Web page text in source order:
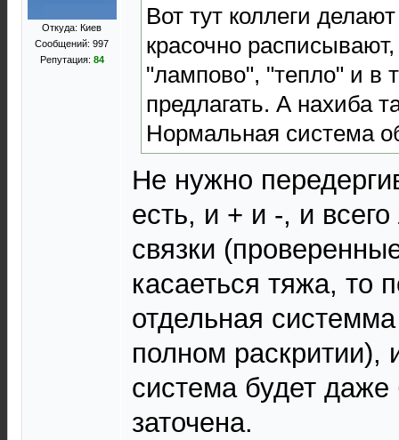
Откуда: Киев
Сообщений: 997
Репутация: 84
Вот тут коллеги
красочно
"лампово", "тепло" и в
предлагать. А нахиба
Нормальная система
Не нужно
есть, и + и -, и
связки
касаеться тяжа, то
отдельная
полном раскритии),
система будет даже
заточена.